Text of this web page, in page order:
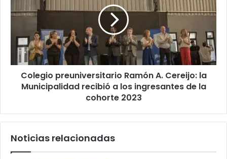
Colegio preuniversitario Ramón A. Cereijo: la
Municipalidad recibió a los ingresantes de la
cohorte 2023
Noticias relacionadas